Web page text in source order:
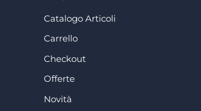
Catalogo Articoli
Carrello
Checkout
Offerte
Novità